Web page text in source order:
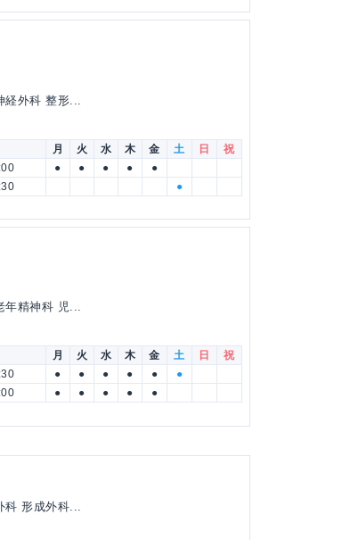
外科 整形...
月 火 水 木 金 土 日
祝
● ● ● ●
●
●
年精神科 児...
月 火 水 木 金 土 日
祝
● ● ● ● ●
●
● ● ● ● ●
形成外科...